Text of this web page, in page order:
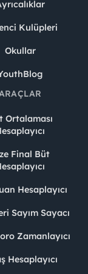
Kulüpleri
Okullar
Ortalaması
Final Büt
Hesaplayıcı
Sayım Sayacı
Zamanlayıcı
Hesaplayıcı